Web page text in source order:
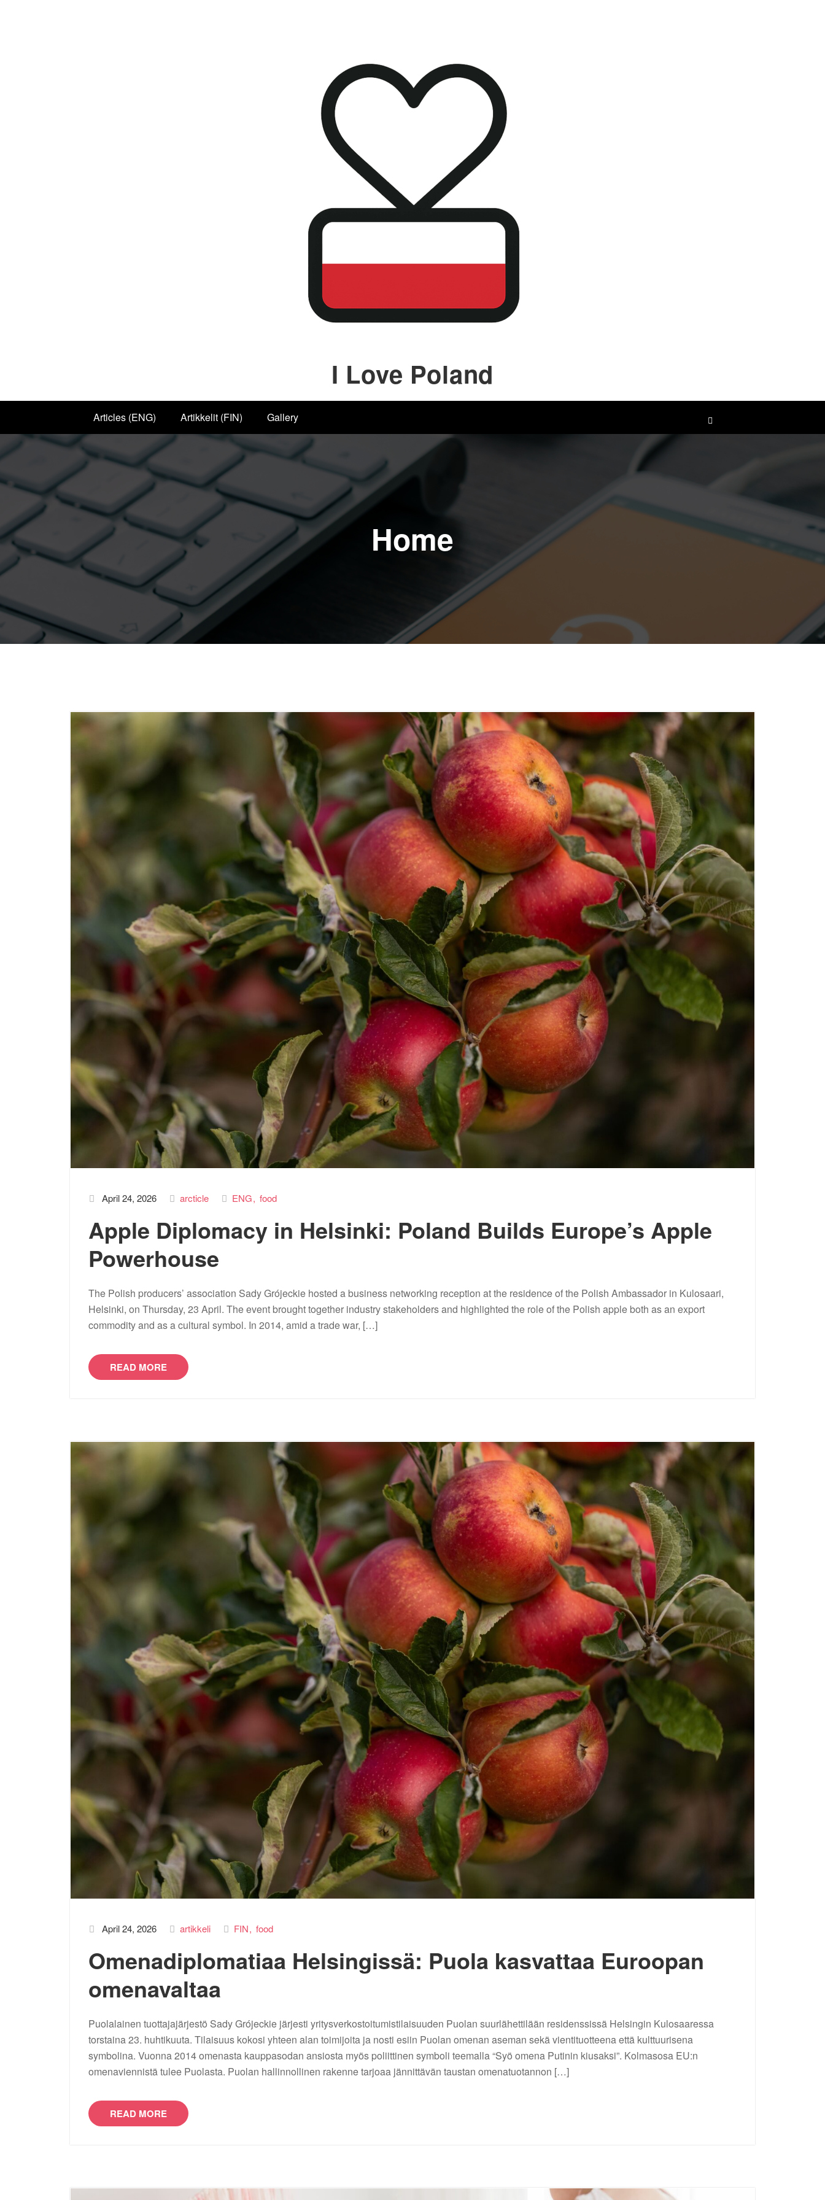
I Love Poland
Articles (ENG) Artikkelit (FIN) Gallery
Home
April 24, 2026 arcticle ENG food
Apple Diplomacy in Helsinki: Poland Builds Europe’s Apple
Powerhouse
The Polish producers’ association Sady Grójeckie hosted a business networking reception at the residence of the Polish Ambassador in Kulosaari,
Helsinki, on Thursday, 23 April. The event brought together industry stakeholders and highlighted the role of the Polish apple both as an export
commodity and as a cultural symbol. In 2014, amid a trade war, […]
READ MORE
April 24, 2026 artikkeli FIN food
Omenadiplomatiaa Helsingissä: Puola kasvattaa Euroopan
omenavaltaa
Puolalainen tuottajajärjestö Sady Grójeckie järjesti yritysverkostoitumistilaisuuden Puolan suurlähettilään residenssissä Helsingin Kulosaaressa
torstaina 23. huhtikuuta. Tilaisuus kokosi yhteen alan toimijoita ja nosti esiin Puolan omenan aseman sekä vientituotteena että kulttuurisena
symbolina. Vuonna 2014 omenasta kauppasodan ansiosta myös poliittinen symboli teemalla “Syö omena Putinin kiusaksi”. Kolmasosa EU:n
omenaviennistä tulee Puolasta. Puolan hallinnollinen rakenne tarjoaa jännittävän taustan omenatuotannon […]
READ MORE